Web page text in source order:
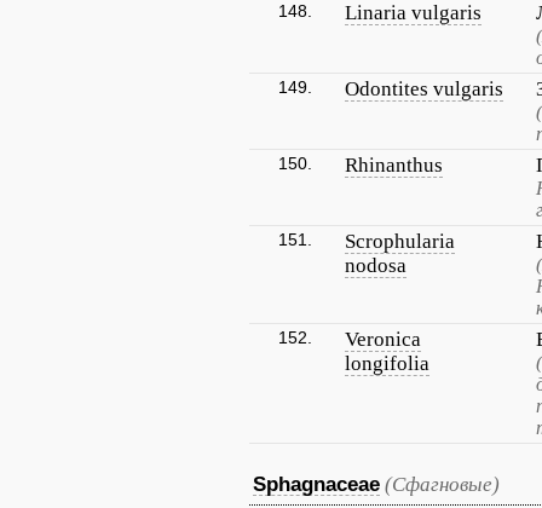
148. Linaria vulgaris
149. Odontites vulgaris
150. Rhinanthus
151.
Scrophularia
nodosa
152.
Veronica
longifolia
Sphagnaceae (Сфагновые)